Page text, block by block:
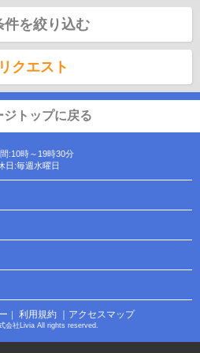
件を絞り込む
クエスト
ジトップに戻る
:10時～19時30分
日:毎週水曜日
｜ 利用規約 ｜アクセスマップ
会社Livia All rights reserved.